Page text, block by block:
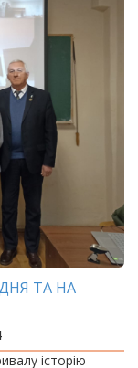
ТА НА
історію